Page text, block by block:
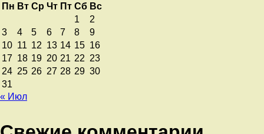
Пн Вт Ср Чт Пт Сб Вс
1
2
3
4 5 6 7 8
9
10 11 12 13 14 15 16
17 18 19 20 21 22 23
24 25 26 27 28 29 30
31
« Июл